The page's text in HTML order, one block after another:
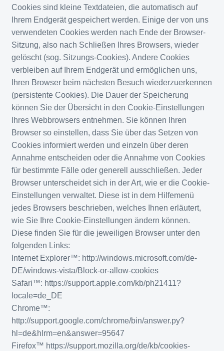
Cookies sind kleine Textdateien, die automatisch auf
Ihrem Endgerät gespeichert werden. Einige der von uns
verwendeten Cookies werden nach Ende der Browser-
Sitzung, also nach Schließen Ihres Browsers, wieder
gelöscht (sog. Sitzungs-Cookies). Andere Cookies
verbleiben auf Ihrem Endgerät und ermöglichen uns,
Ihren Browser beim nächsten Besuch wiederzuerkennen
(persistente Cookies). Die Dauer der Speicherung
können Sie der Übersicht in den Cookie-Einstellungen
Ihres Webbrowsers entnehmen. Sie können Ihren
Browser so einstellen, dass Sie über das Setzen von
Cookies informiert werden und einzeln über deren
Annahme entscheiden oder die Annahme von Cookies
für bestimmte Fälle oder generell ausschließen. Jeder
Browser unterscheidet sich in der Art, wie er die Cookie-
Einstellungen verwaltet. Diese ist in dem Hilfemenü
jedes Browsers beschrieben, welches Ihnen erläutert,
wie Sie Ihre Cookie-Einstellungen ändern können.
Diese finden Sie für die jeweiligen Browser unter den
folgenden Links:
Internet Explorer™: http://windows.microsoft.com/de-
DE/windows-vista/Block-or-allow-cookies
Safari™: https://support.apple.com/kb/ph21411?
locale=de_DE
Chrome™:
http://support.google.com/chrome/bin/answer.py?
hl=de&hlrm=en&answer=95647
Firefox™ https://support.mozilla.org/de/kb/cookies-